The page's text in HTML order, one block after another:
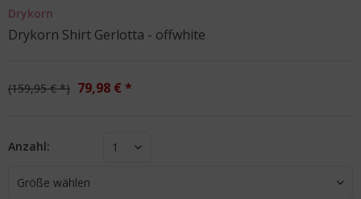
Drykorn
Drykorn Shirt Gerlotta - offwhite
159,95 € * 79,98 € *
Anzahl: 1
Größe wählen